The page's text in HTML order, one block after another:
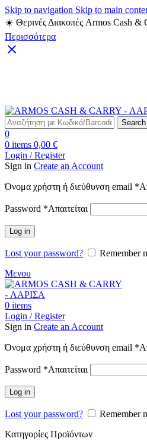
Skip to navigation Skip to main
☀️ Θερινές Διακοπές Armos Cash &
Περισσότερα
Search
0
0 items 0,00 €
Login / Register
Sign in Create an Account
Όνομα χρήστη ή διεύθυνση email *
Password *Απαιτείται
Log in
Lost your password?
Remember
Μενου
0 items
Login / Register
Sign in Create an Account
Όνομα χρήστη ή διεύθυνση email *
Password *Απαιτείται
Log in
Lost your password?
Remember
Κατηγορίες Προϊόντων